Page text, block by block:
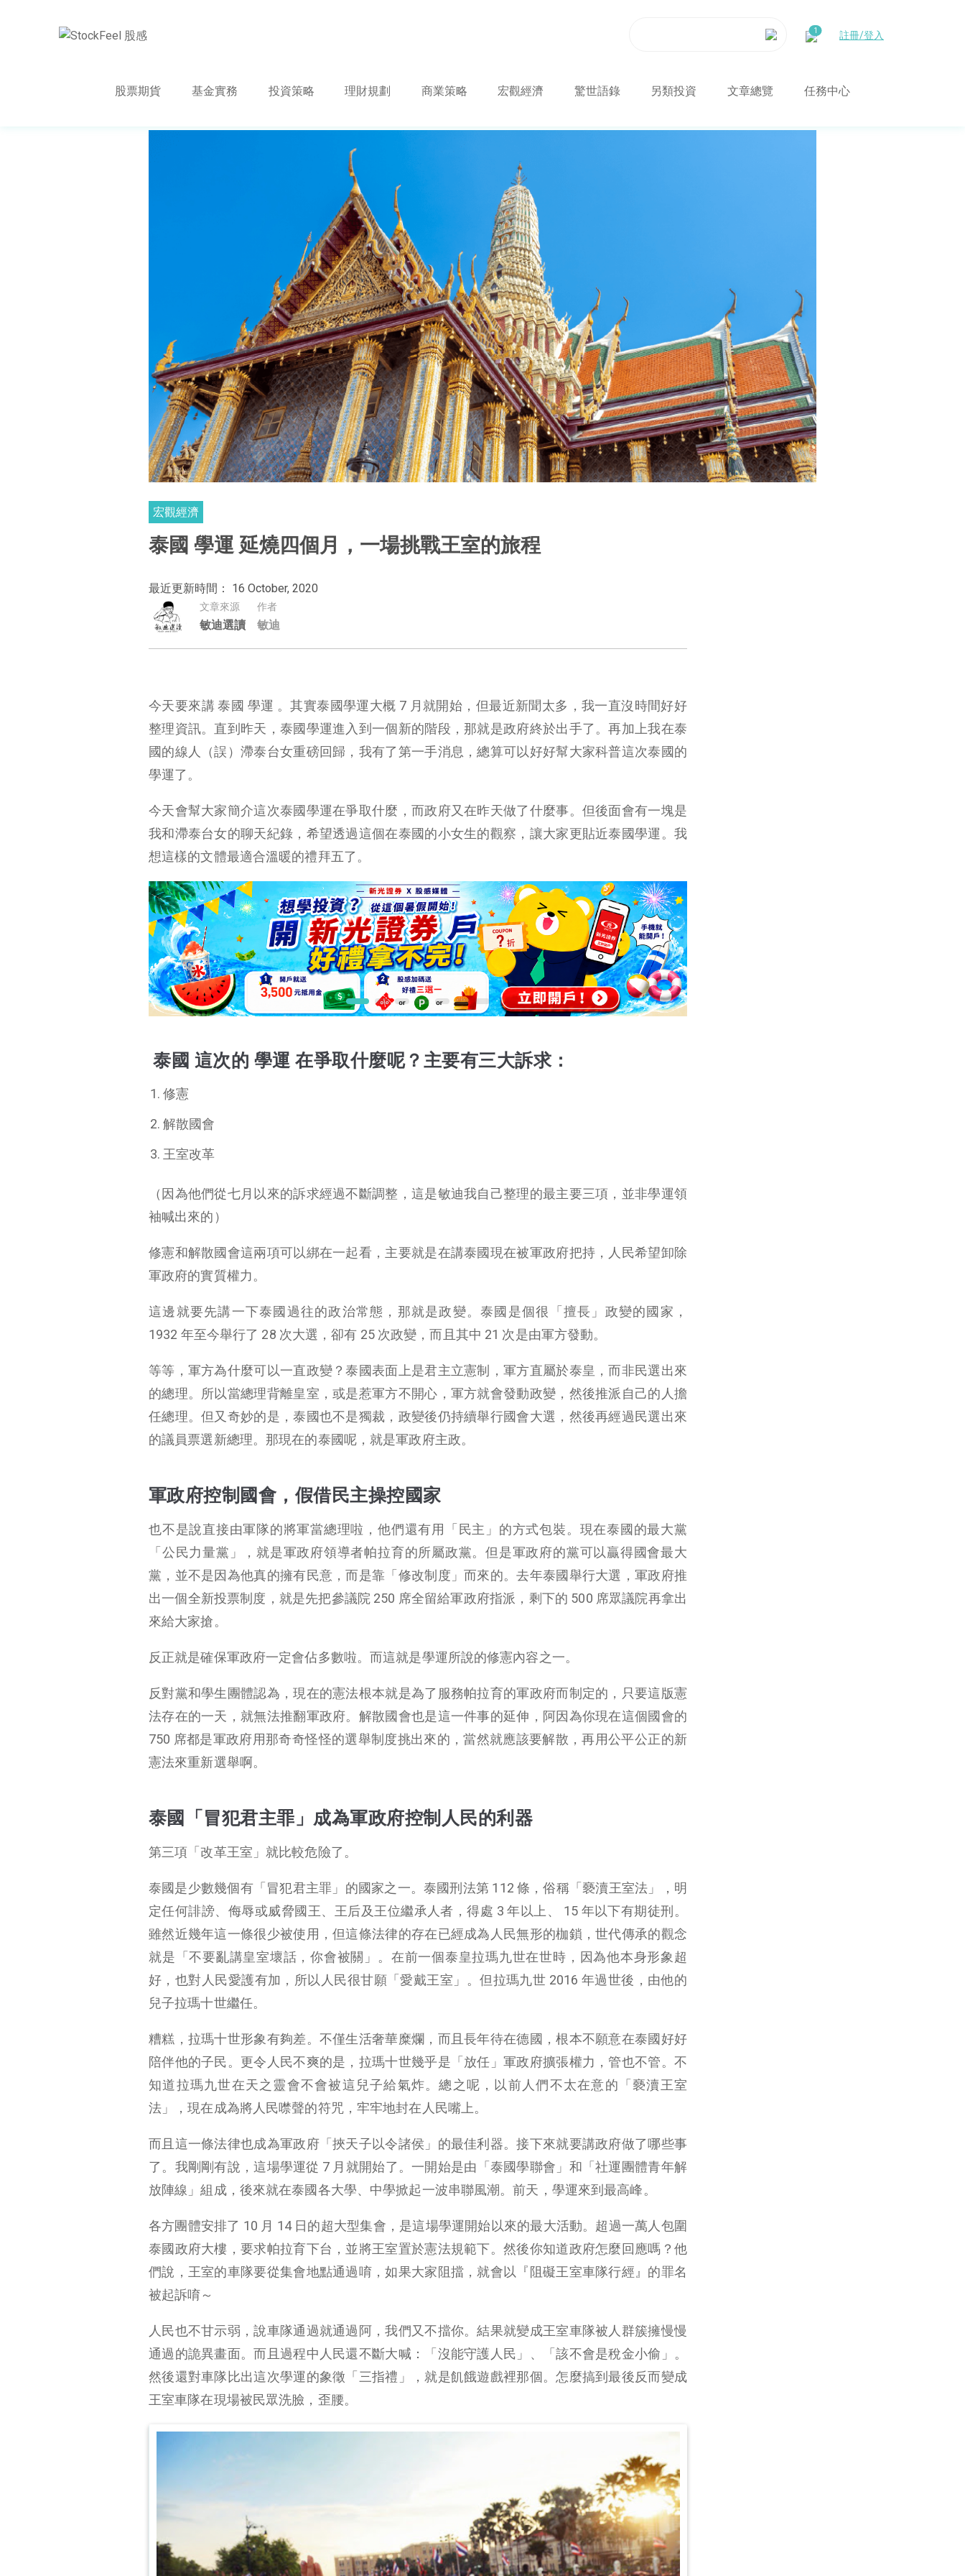
註冊/登入
股票期貨 基金實務 投資策略 理財規劃 商業策略 宏觀經濟 驚世語錄 另類投資 文章總覽 任務中心
宏觀經濟
泰國 學運 延燒四個月，一場挑戰王室的旅程
最近更新時間： 16 October, 2020
文章來源
敏迪選讀
作者
敏迪
今天要來講 泰國 學運 。其實泰國學運大概 7 月就開始，但最近新聞太多，我一直沒時間好好
整理資訊。直到昨天，泰國學運進入到一個新的階段，那就是政府終於出手了。再加上我在泰
國的線人（誤）滯泰台女重磅回歸，我有了第一手消息，總算可以好好幫大家科普這次泰國的
學運了。
今天會幫大家簡介這次泰國學運在爭取什麼，而政府又在昨天做了什麼事。但後面會有一塊是
我和滯泰台女的聊天紀錄，希望透過這個在泰國的小女生的觀察，讓大家更貼近泰國學運。我
想這樣的文體最適合溫暖的禮拜五了。
泰國 這次的 學運 在爭取什麼呢？主要有三大訴求：
修憲
解散國會
王室改革
（因為他們從七月以來的訴求經過不斷調整，這是敏迪我自己整理的最主要三項，並非學運領
袖喊出來的）
修憲和解散國會這兩項可以綁在一起看，主要就是在講泰國現在被軍政府把持，人民希望卸除
軍政府的實質權力。
這邊就要先講一下泰國過往的政治常態，那就是政變。泰國是個很「擅長」政變的國家，
1932 年至今舉行了 28 次大選，卻有 25 次政變，而且其中 21 次是由軍方發動。
等等，軍方為什麼可以一直政變？泰國表面上是君主立憲制，軍方直屬於泰皇，而非民選出來
的總理。所以當總理背離皇室，或是惹軍方不開心，軍方就會發動政變，然後推派自己的人擔
任總理。但又奇妙的是，泰國也不是獨裁，政變後仍持續舉行國會大選，然後再經過民選出來
的議員票選新總理。那現在的泰國呢，就是軍政府主政。
軍政府控制國會，假借民主操控國家
也不是說直接由軍隊的將軍當總理啦，他們還有用「民主」的方式包裝。現在泰國的最大黨
「公民力量黨」，就是軍政府領導者帕拉育的所屬政黨。但是軍政府的黨可以贏得國會最大
黨，並不是因為他真的擁有民意，而是靠「修改制度」而來的。去年泰國舉行大選，軍政府推
出一個全新投票制度，就是先把參議院 250 席全留給軍政府指派，剩下的 500 席眾議院再拿出
來給大家搶。
反正就是確保軍政府一定會佔多數啦。而這就是學運所說的修憲內容之一。
反對黨和學生團體認為，現在的憲法根本就是為了服務帕拉育的軍政府而制定的，只要這版憲
法存在的一天，就無法推翻軍政府。解散國會也是這一件事的延伸，阿因為你現在這個國會的
750 席都是軍政府用那奇奇怪怪的選舉制度挑出來的，當然就應該要解散，再用公平公正的新
憲法來重新選舉啊。
泰國「冒犯君主罪」成為軍政府控制人民的利器
第三項「改革王室」就比較危險了。
泰國是少數幾個有「冒犯君主罪」的國家之一。泰國刑法第 112 條，俗稱「褻瀆王室法」，明
定任何誹謗、侮辱或威脅國王、王后及王位繼承人者，得處 3 年以上、 15 年以下有期徒刑。
雖然近幾年這一條很少被使用，但這條法律的存在已經成為人民無形的枷鎖，世代傳承的觀念
就是「不要亂講皇室壞話，你會被關」。在前一個泰皇拉瑪九世在世時，因為他本身形象超
好，也對人民愛護有加，所以人民很甘願「愛戴王室」。但拉瑪九世 2016 年過世後，由他的
兒子拉瑪十世繼任。
糟糕，拉瑪十世形象有夠差。不僅生活奢華糜爛，而且長年待在德國，根本不願意在泰國好好
陪伴他的子民。更令人民不爽的是，拉瑪十世幾乎是「放任」軍政府擴張權力，管也不管。不
知道拉瑪九世在天之靈會不會被這兒子給氣炸。總之呢，以前人們不太在意的「褻瀆王室
法」，現在成為將人民噤聲的符咒，牢牢地封在人民嘴上。
而且這一條法律也成為軍政府「挾天子以令諸侯」的最佳利器。接下來就要講政府做了哪些事
了。我剛剛有說，這場學運從 7 月就開始了。一開始是由「泰國學聯會」和「社運團體青年解
放陣線」組成，後來就在泰國各大學、中學掀起一波串聯風潮。前天，學運來到最高峰。
各方團體安排了 10 月 14 日的超大型集會，是這場學運開始以來的最大活動。超過一萬人包圍
泰國政府大樓，要求帕拉育下台，並將王室置於憲法規範下。然後你知道政府怎麼回應嗎？他
們說，王室的車隊要從集會地點通過唷，如果大家阻擋，就會以『阻礙王室車隊行經』的罪名
被起訴唷～
人民也不甘示弱，說車隊通過就通過阿，我們又不擋你。結果就變成王室車隊被人群簇擁慢慢
通過的詭異畫面。而且過程中人民還不斷大喊：「沒能守護人民」、「該不會是稅金小偷」。
然後還對車隊比出這次學運的象徵「三指禮」，就是飢餓遊戲裡那個。怎麼搞到最後反而變成
王室車隊在現場被民眾洗臉，歪腰。